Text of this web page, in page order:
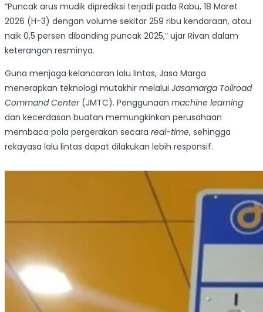
“Puncak arus mudik diprediksi terjadi pada Rabu, 18 Maret
2026 (H-3) dengan volume sekitar 259 ribu kendaraan, atau
naik 0,5 persen dibanding puncak 2025,” ujar Rivan dalam
keterangan resminya.
Guna menjaga kelancaran lalu lintas, Jasa Marga
menerapkan teknologi mutakhir melalui Jasamarga Tollroad
Command Center(JMTC). Penggunaan machine learning
dan kecerdasan buatan memungkinkan perusahaan
membaca pola pergerakan secara real-time, sehingga
rekayasa lalu lintas dapat dilakukan lebih responsif.